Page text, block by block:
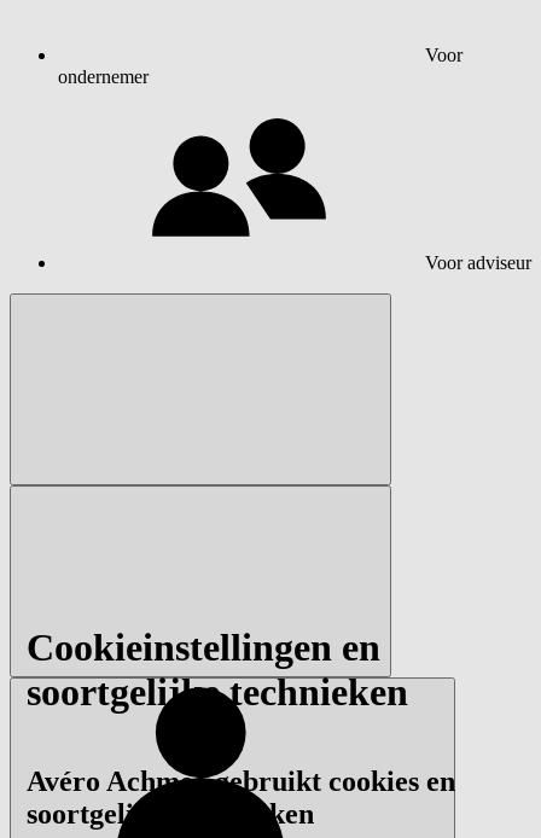
Voor
ondernemer
Voor adviseur
Cookieinstellingen en
soortgelijke technieken
Avéro Achmea gebruikt cookies en
soortgelijke technieken